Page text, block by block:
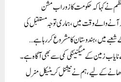
نے کہا کہ حکومت کا زور اب مشن
آنے والے وقت میں، ہماری توجہ مستقبل کی
شعبے میں، ہندوستان کامشروع کر رہا ہے…
زمین کے میگنیٹکی کمی سے بھی آگاہ ہے۔
کے لیے، ہم نے نیشنل کریٹیکل منرل